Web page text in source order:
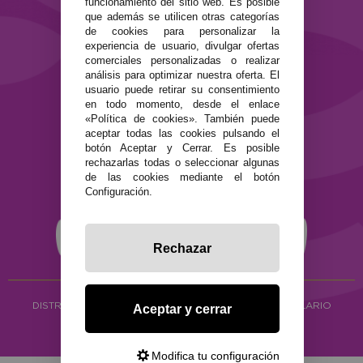
SEGURIDAD Y PRIVACIDAD
Términos y condiciones de uso
Política de privacidad
Política de cookies
DISTRIBUCIÓN ALIMENTACIÓN ECOLÓGICA Y HERBOLARIO
que además se utilicen otras categorías
de cookies para personalizar la
experiencia de usuario, divulgar ofertas
comerciales personalizadas o realizar
análisis para optimizar nuestra oferta. El
usuario puede retirar su consentimiento
en todo momento, desde el enlace
«Política de cookies». También puede
aceptar todas las cookies pulsando el
botón Aceptar y Cerrar. Es posible
rechazarlas todas o seleccionar algunas
de las cookies mediante el botón
Configuración.
Rechazar
Aceptar y cerrar
Modifica tu configuración